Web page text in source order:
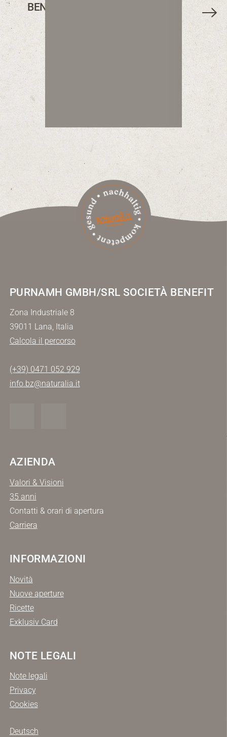
BENVENUTI NEL NUOVO PUNTO
PURNAMH GMBH/SRL SOCIETÀ BENEFIT
Zona Industriale 8
39011 Lana, Italia
Calcola il percorso
(+39) 0471 052 929
info.bz@naturalia.it
AZIENDA
Valori & Visioni
35 anni
Contatti & orari di apertura
Carriera
INFORMAZIONI
Novità
Nuove aperture
Ricette
Exklusiv Card
NOTE LEGALI
Note legali
Privacy
Cookies
Deutsch